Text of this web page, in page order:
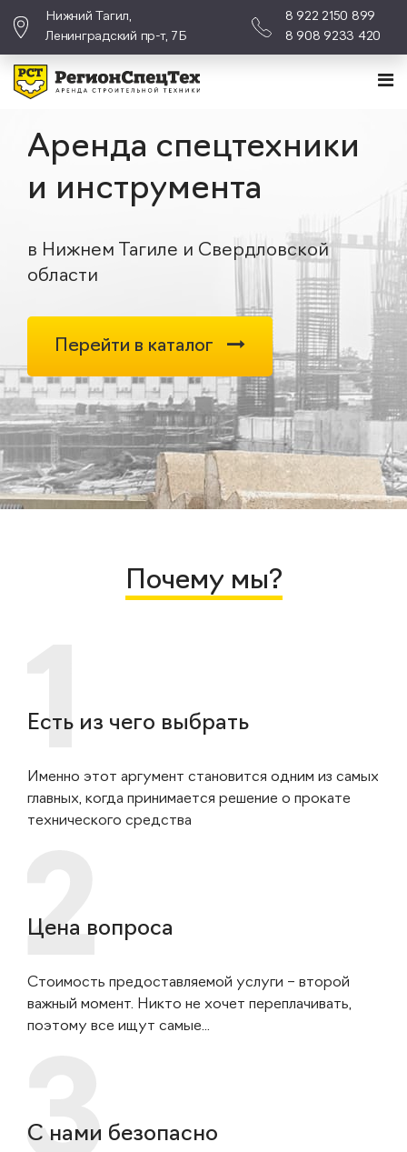
Нижний Тагил,
Ленинградский пр-т, 7Б
8 922 2150 899
8 908 9233 420
Аренда спецтехники
и инструмента
в Нижнем Тагиле и Свердловской
области
Перейти в каталог
Почему мы?
Есть из чего выбрать
Именно этот аргумент становится одним из самых
главных, когда принимается решение о прокате
технического средства
Цена вопроса
Стоимость предоставляемой услуги – второй
важный момент. Никто не хочет переплачивать,
поэтому все ищут самые...
С нами безопасно